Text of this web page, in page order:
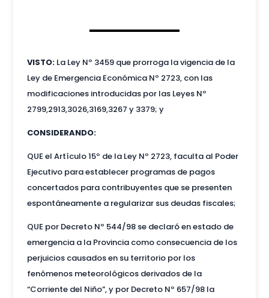
VISTO:La Ley Nº 3459 que prorroga la vigencia de la
Ley de Emergencia Económica Nº 2723, con las
modificaciones introducidas por las Leyes Nº
2799,2913,3026,3169,3267 y 3379; y
CONSIDERANDO:
QUE el Artículo 15º de la Ley Nº 2723, faculta al Poder
Ejecutivo para establecer programas de pagos
concertados para contribuyentes que se presenten
espontáneamente a regularizar sus deudas fiscales;
QUE por Decreto Nº 544/98 se declaró en estado de
emergencia a la Provincia como consecuencia de los
perjuicios causados en su territorio por los
fenómenos meteorológicos derivados de la
“Corriente del Niño”, y por Decreto Nº 657/98 la